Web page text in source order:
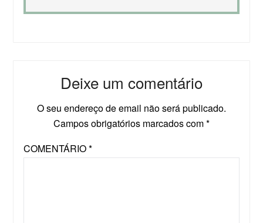
Deixe um comentário
O seu endereço de email não será publicado.
Campos obrigatórios marcados com*
COMENTÁRIO*